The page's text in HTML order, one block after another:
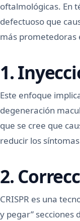
oftalmológicas. En
defectuoso que
más prometedoras
1.
Este enfoque
degeneración
que se cree que
reducir los
2.
CRISPR es una
y pegar”